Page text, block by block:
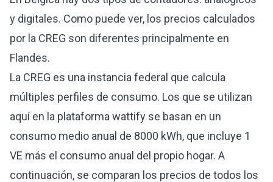
y digitales. Como puede ver, los precios calculados
por la CREG son diferentes principalmente en
Flandes.
La CREG es una instancia federal que calcula
múltiples perfiles de consumo. Los que se utilizan
aquí en la plataforma wattify se basan en un
consumo medio anual de 8000 kWh, que incluye 1
VE más el consumo anual del propio hogar. A
continuación, se comparan los precios de todos los